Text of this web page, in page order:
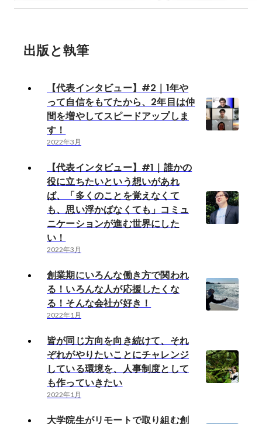
出版と執筆
【代表インタビュー】#2｜1年や
って自信をもてたから、2年目は仲
間を増やしてスピードアップしま
す！
2022年3月
【代表インタビュー】#1｜誰かの
役に立ちたいという想いがあれ
ば、「多くのことを覚えなくて
も、思い浮かばなくても」コミュ
ニケーションが進む世界にした
い！
2022年3月
創業期にいろんな働き方で関われ
る！いろんな人が応援したくな
る！そんな会社が好き！
2022年1月
皆が同じ方向を向き続けて、それ
ぞれがやりたいことにチャレンジ
している環境を、人事制度として
も作っていきたい
2022年1月
大学院生がリモートで取り組む創